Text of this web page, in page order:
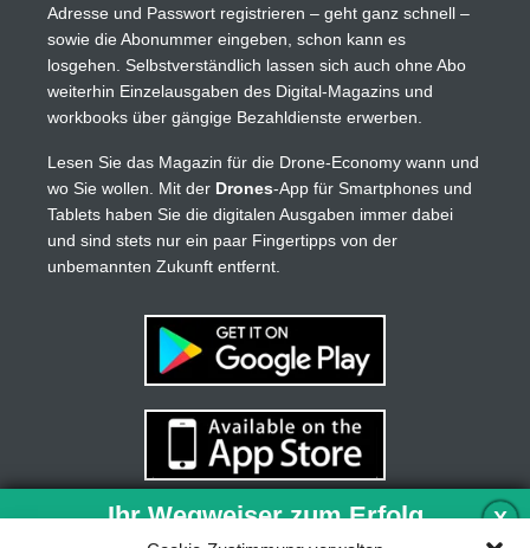
Adresse und Passwort registrieren – geht ganz schnell –
sowie die Abonummer eingeben, schon kann es
losgehen. Selbstverständlich lassen sich auch ohne Abo
weiterhin Einzelausgaben des Digital-Magazins und
workbooks über gängige Bezahldienste erwerben.
Lesen Sie das Magazin für die Drone-Economy wann und
wo Sie wollen. Mit der Drones-App für Smartphones und
Tablets haben Sie die digitalen Ausgaben immer dabei
und sind stets nur ein paar Fingertipps von der
unbemannten Zukunft entfernt.
X
Ihr Wegweiser zum Erfolg